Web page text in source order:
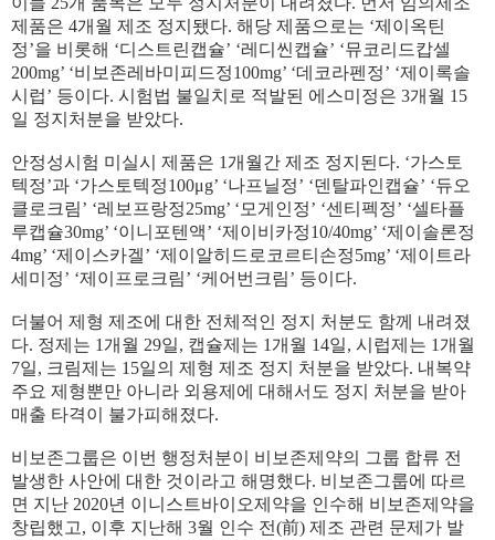
제품은 4개월 제조 정지됐다. 해당 제품으로는 ‘제이옥틴
정’을 비롯해 ‘디스트린캡슐’ ‘레디씬캡슐’ ‘뮤코리드캅셀
200mg’ ‘비보존레바미피드정100mg’ ‘데코라펜정’ ‘제이록솔
시럽’ 등이다. 시험법 불일치로 적발된 에스미정은 3개월 15
일 정지처분을 받았다.
안정성시험 미실시 제품은 1개월간 제조 정지된다. ‘가스토
텍정’과 ‘가스토텍정100μg’ ‘나프닐정’ ‘덴탈파인캡슐’ ‘듀오
클로크림’ ‘레보프랑정25mg’ ‘모게인정’ ‘센티펙정’ ‘셀타플
루캡슐30mg’ ‘이니포텐액’ ‘제이비카정10/40mg’ ‘제이솔론정
4mg’ ‘제이스카겔’ ‘제이알히드로코르티손정5mg’ ‘제이트라
세미정’ ‘제이프로크림’ ‘케어번크림’ 등이다.
더불어 제형 제조에 대한 전체적인 정지 처분도 함께 내려졌
다. 정제는 1개월 29일, 캡슐제는 1개월 14일, 시럽제는 1개월
7일, 크림제는 15일의 제형 제조 정지 처분을 받았다. 내복약
주요 제형뿐만 아니라 외용제에 대해서도 정지 처분을 받아
매출 타격이 불가피해졌다.
비보존그룹은 이번 행정처분이 비보존제약의 그룹 합류 전
발생한 사안에 대한 것이라고 해명했다. 비보존그룹에 따르
면 지난 2020년 이니스트바이오제약을 인수해 비보존제약을
창립했고, 이후 지난해 3월 인수 전(前) 제조 관련 문제가 발